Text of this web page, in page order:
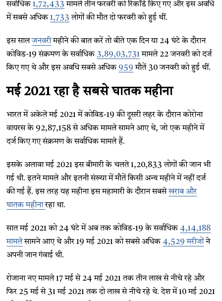
सर्वाधिक1,72,433 मामले तीन फरवरी को रिकॉर्ड किए गए और इस अवधि
में सबसे अधिक1,733 लोगों की मौत दो फरवरी को हुई थीं.
इस सालजनवरीमहीने की बात करें तो बीते एक दिन या 24 घंटे के दौरान
कोविड-19 संक्रमण के सर्वाधिक 3,89,03,731मामले 22 जनवरी को दर्ज
किए गए थे और इस अवधि सबसे अधिक 959 मौतें 30 जनवरी को हुई थीं.
मई 2021 रहा है सबसे घातक महीना
भारत में अकेले मई 2021 में कोविड-19 की दूसरी लहर के दौरान कोरोना
वायरस के 92,87,158 से अधिक मामले सामने आए थे, जो एक महीने में
दर्ज किए गए संक्रमण के सर्वाधिक मामले हैं.
इसके अलावा मई 2021 इस बीमारी के चलते 1,20,833 लोगों की जान भी
गई थी. इतने मामले और इतनी संख्या में मौतें किसी अन्य महीने में नहीं दर्ज
की गई हैं. इस तरह यह महीना इस महामारी के दौरान सबसेखराब और
घातक महीनारहा था.
सात मई 2021 को 24 घंटे में अब तक कोविड-19 के सर्वाधिक 4,14,188
मामलेसामने आए थे और 19 मई 2021 को सबसे अधिक 4,529 मरीजोंने
अपनी जान गंवाई थी.
रोजाना नए मामले 17 मई से 24 मई 2021 तक तीन लाख से नीचे रहे और
फिर 25 मई से 31 मई 2021 तक दो लाख से नीचे रहे थे. देश में 10 मई 2021